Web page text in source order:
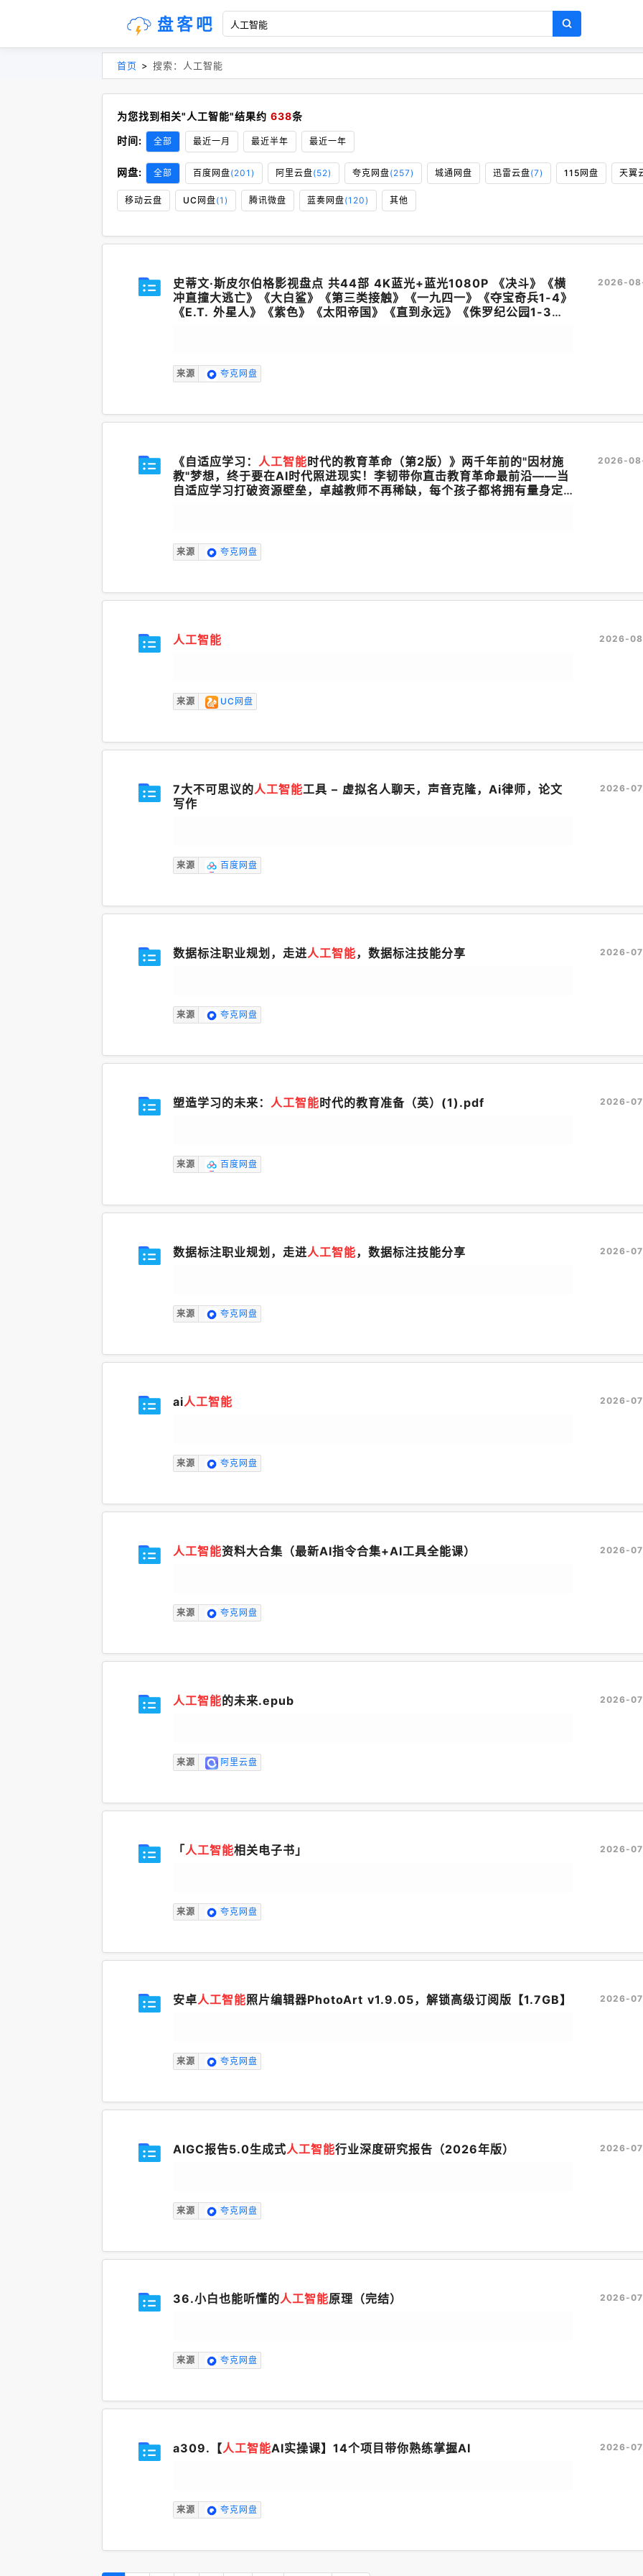
盘客吧
首页 > 搜索：人工智能
为您找到相关"人工智能"结果约 638条
时间:
全部 最近一月 最近半年 最近一年
网盘: 全部 百度网盘(201) 阿里云盘(52) 夸克网盘(257) 城通网盘 迅雷云盘(7) 115网盘 天翼
移动云盘 UC网盘(1) 腾讯微盘 蓝奏网盘(120) 其他
史蒂文·斯皮尔伯格影视盘点 共44部 4K蓝光+蓝光1080P 《决斗》《横
冲直撞大逃亡》《大白鲨》《第三类接触》《一九四一》《夺宝奇兵1-4》
《E.T. 外星人》《紫色》《太阳帝国》《直到永远》《侏罗纪公园1-3》
来源 夸克网盘
2026-
《自适应学习： 人工智能时代的教育革命（第2版）》两千年前的"因材施
教"梦想，终于要在AI时代照进现实！李韧带你直击教育革命最前沿——当
自适应学习打破资源壁垒，卓越教师不再稀缺，每个孩子都将拥有量身定
来源 夸克网盘
2026-
人工智能
来源 UC网盘
2026-
7大不可思议的人工智能工具 – 虚拟名人聊天，声音克隆，Ai律师，论文
写作
来源 百度网盘
2026-
数据标注职业规划，走进人工智能，数据标注技能分享
来源 夸克网盘
2026-
塑造学习的未来： 人工智能时代的教育准备（英）(1).pdf
来源 百度网盘
2026-
数据标注职业规划，走进人工智能，数据标注技能分享
来源 夸克网盘
2026-
ai人工智能
来源 夸克网盘
2026-
人工智能资料大合集（最新AI指令合集+AI工具全能课）
来源 夸克网盘
2026-
人工智能的未来.epub
来源 阿里云盘
2026-
「人工智能相关电子书」
来源 夸克网盘
2026-
安卓人工智能照片编辑器PhotoArt v1.9.05，解锁高级订阅版【1.7GB】
来源 夸克网盘
2026-
AIGC报告5.0生成式人工智能行业深度研究报告（2026年版）
来源 夸克网盘
2026-
36.小白也能听懂的人工智能原理（完结）
来源 夸克网盘
2026-
a309.【人工智能AI实操课】14个项目带你熟练掌握AI
来源 夸克网盘
2026-